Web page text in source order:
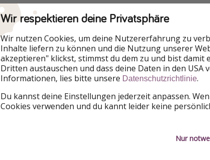
Weitere Optionen
Weitere Termine
01.10 - 02.10 - 36€
Wir respektieren deine Privatsphäre
Wir nutzen Cookies, um deine Nutzererfahrung zu
Inhalte liefern zu können und die Nutzung unserer
akzeptieren" klickst, stimmst du dem zu und bist
Dritten austauschen und dass deine Daten in den
Informationen, lies bitte unsere Datenschutzrichtlinie.
Du kannst deine Einstellungen jederzeit anpassen.
Cookies verwenden und du kannt leider keine
Nur